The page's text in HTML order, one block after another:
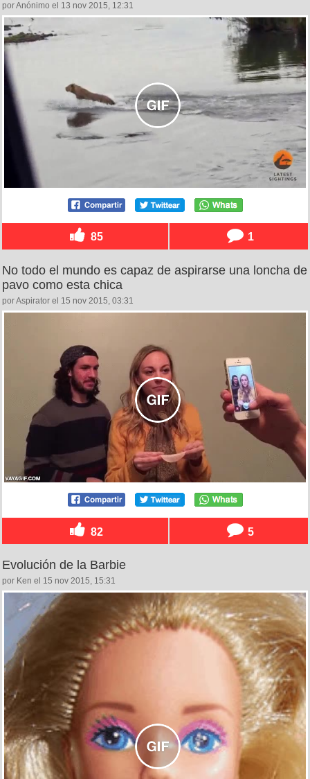
por Anónimo el 13 nov 2015, 12:31
85 1
No todo el mundo es capaz de aspirarse una loncha de
pavo como esta chica
por Aspirator el 15 nov 2015, 03:31
82 5
Evolución de la Barbie
por Ken el 15 nov 2015, 15:31